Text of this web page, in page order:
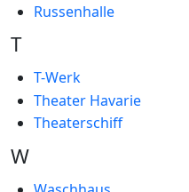
Russenhalle
T
T-Werk
Theater Havarie
Theaterschiff
W